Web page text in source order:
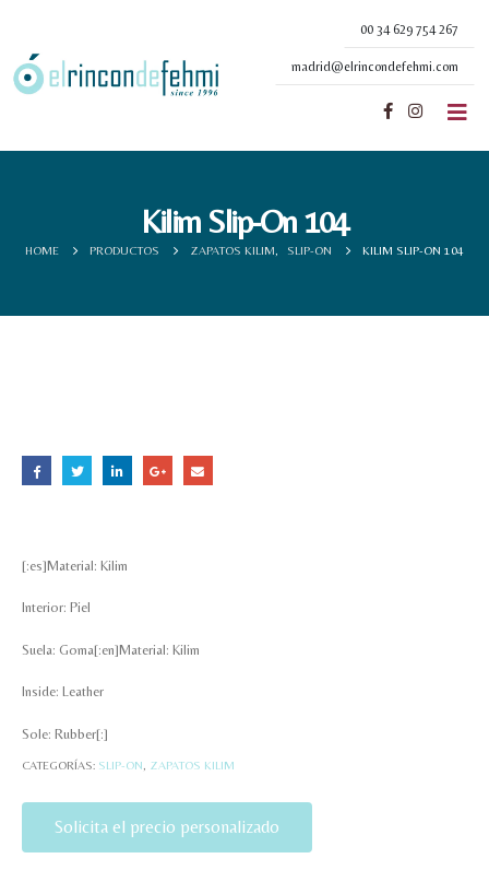
00 34 629 754 267
madrid@elrincondefehmi.com
Kilim Slip-On 104
HOME PRODUCTOS ZAPATOS KILIM SLIP-ON KILIM SLIP-ON 104
[:es]Material: Kilim
Interior: Piel
Suela: Goma[:en]Material: Kilim
Inside: Leather
Sole: Rubber[:]
CATEGORÍAS: SLIP-ON ZAPATOS KILIM
Solicita el precio personalizado